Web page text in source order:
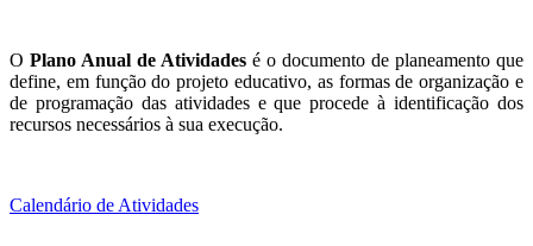
O Plano Anual de Atividades é o documento de planeamento que
define, em função do projeto educativo, as formas de organização e
de programação das atividades e que procede à identificação dos
recursos necessários à sua execução.
Calendário de Atividades